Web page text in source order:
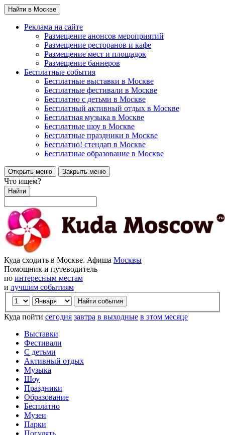
Найти в Москве
Реклама на сайте
Размещение анонсов мероприятий
Размещение ресторанов и кафе
Размещение мест и площадок
Размещение баннеров
Бесплатные события
Бесплатные выставки в Москве
Бесплатные фестивали в Москве
Бесплатно с детьми в Москве
Бесплатный активный отдых в Москве
Бесплатная музыка в Москве
Бесплатные шоу в Москве
Бесплатные праздники в Москве
Бесплатно! стендап в Москве
Бесплатные образование в Москве
Открыть меню Закрыть меню
Что ищем?
Найти
Куда сходить в Москве. Афиша Москвы
Помощник и путеводитель
по интересным местам
и лучшим событиям
Куда пойти сегодня завтра в выходные в этом месяце
Выставки
Фестивали
С детьми
Активный отдых
Музыка
Шоу
Праздники
Образование
Бесплатно
Музеи
Парки
Погулять